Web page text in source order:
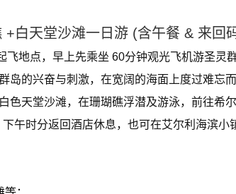
白天堂沙滩一日游 (含午餐 & 来回
地点，早上先乘坐 60分钟观光飞机游圣灵
岛的兴奋与刺激，在宽阔的海面上度过难忘
色天堂沙滩，在珊瑚礁浮潜及游泳，前往希
午时分返回酒店休息，也可在艾尔利海滨小